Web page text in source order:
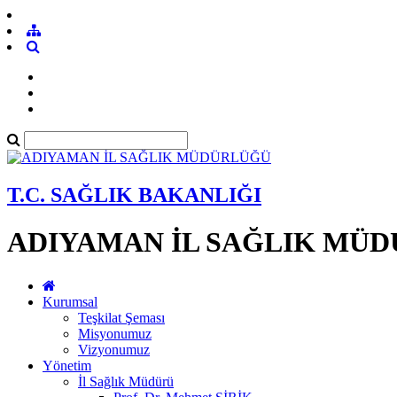
T.C. SAĞLIK BAKANLIĞI
ADIYAMAN İL SAĞLIK
Kurumsal
Teşkilat Şeması
Misyonumuz
Vizyonumuz
Yönetim
İl Sağlık Müdürü